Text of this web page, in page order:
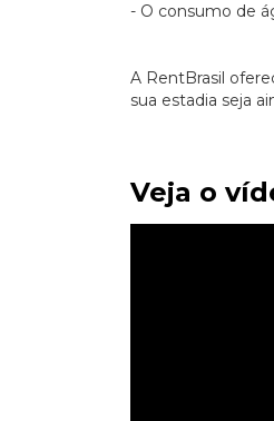
- O consumo de
A RentBrasil
sua estadia seja
Veja o